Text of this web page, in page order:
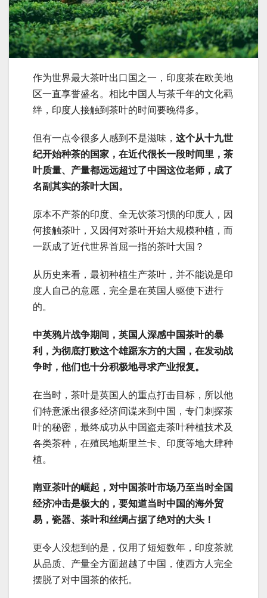
作为世界最大茶叶出口国之一，印度茶在欧美地
区一直享誉盛名。相比中国人与茶千年的文化羁
绊，印度人接触到茶叶的时间要晚得多。
但有一点令很多人感到不是滋味， 这个从十九世
纪开始种茶的国家，在近代很长一段时间里，茶
叶质量、产量都远远超过了中国这位老师，成了
名副其实的茶叶大国。
原本不产茶的印度、全无饮茶习惯的印度人，因
何接触茶叶，又因何对茶叶开始大规模种植，而
一跃成了近代世界首屈一指的茶叶大国？
从历史来看，最初种植生产茶叶，并不能说是印
度人自己的意愿，完全是在英国人驱使下进行
的。
中英鸦片战争期间，英国人深感中国茶叶的暴
利，为彻底打败这个雄踞东方的大国，在发动战
争时，他们也十分积极地寻求产业报复。
在当时，茶叶是英国人的重点打击目标，所以他
们特意派出很多经济间谍来到中国，专门刺探茶
叶的秘密，最终成功从中国盗走茶叶种植技术及
各类茶种，在殖民地斯里兰卡、印度等地大肆种
植。
南亚茶叶的崛起，对中国茶叶市场乃至当时全国
经济冲击是极大的，要知道当时中国的海外贸
易，瓷器、茶叶和丝绸占据了绝对的大头！
更令人没想到的是，仅用了短短数年，印度茶就
从品质、产量全方面超越了中国，使西方人完全
摆脱了对中国茶的依托。